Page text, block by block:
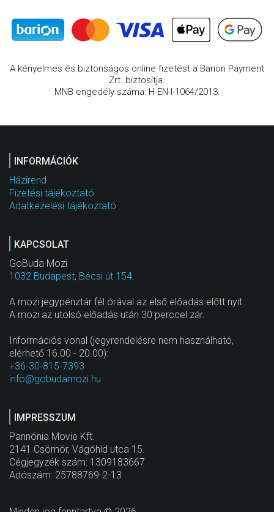
A kényelmes és biztonságos online fizetést a Barion Payment
Zrt. biztosítja.
MNB engedély száma: H-EN-I-1064/2013.
INFORMÁCIÓK
Házirend
Fizetési tájékoztató
Adatkezelési tájékoztató
KAPCSOLAT
GoBuda Mozi
1032 Budapest, Bécsi út 154.
A mozi jegypénztár fél órával az első előadás előtt nyit.
A mozi az utolsó előadás után 30 perccel zár.
Információs vonal (jegyrendelésre nem használható,
elérhető 16.00 - 20.00):
+36-30-815-7393
info@gobudamozi.hu
IMPRESSZUM
Pannónia Movie Kft.
2141 Csömör, Vágóhíd utca 15.
Cégjegyzék szám: 1309183667
Adószám: 25788769-2-13